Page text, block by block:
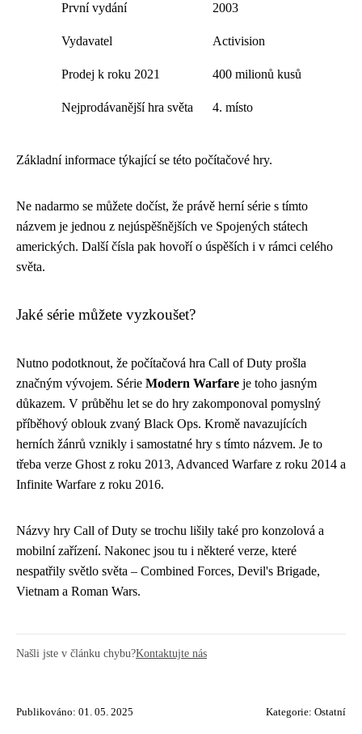
První vydání 2003
Vydavatel Activision
Prodej k roku 2021 400 milionů kusů
Nejprodávanější hra světa 4. místo
Základní informace týkající se této počítačové hry.
Ne nadarmo se můžete dočíst, že právě herní série s tímto
názvem je jednou z nejúspěšnějších ve Spojených státech
amerických. Další čísla pak hovoří o úspěších i v rámci celého
světa.
Jaké série můžete vyzkoušet?
Nutno podotknout, že počítačová hra Call of Duty prošla
značným vývojem. Série Modern Warfare je toho jasným
důkazem. V průběhu let se do hry zakomponoval pomyslný
příběhový oblouk zvaný Black Ops. Kromě navazujících
herních žánrů vznikly i samostatné hry s tímto názvem. Je to
třeba verze Ghost z roku 2013, Advanced Warfare z roku 2014 a
Infinite Warfare z roku 2016.
Názvy hry Call of Duty se trochu lišily také pro konzolová a
mobilní zařízení. Nakonec jsou tu i některé verze, které
nespatřily světlo světa – Combined Forces, Devil's Brigade,
Vietnam a Roman Wars.
Našli jste v článku chybu?Kontaktujte nás
Publikováno: 01. 05. 2025 Kategorie: Ostatní